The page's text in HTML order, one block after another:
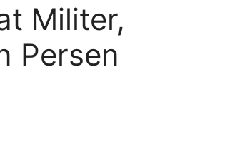
Militer,
Persen